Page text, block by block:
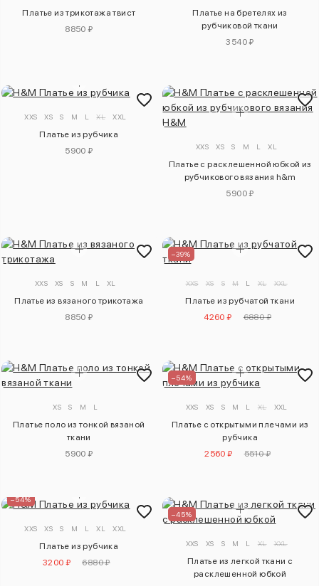
Платье из трикотажа твист
8850 ₽
Платье на бретелях из
рубчиковой ткани
3540 ₽
XXS XS S M L XL XXL
Платье из рубчика
5900 ₽
XXS XS S M L XL
Платье с расклешенной юбкой из
рубчикового вязания h&m
5900 ₽
XXS XS S M L XL
Платье из вязаного трикотажа
8850 ₽
–39%
XXS XS S M L XL XXL
Платье из рубчатой ткани
4260 ₽
6880 ₽
XS S M L
Платье поло из тонкой вязаной
ткани
5900 ₽
–54%
XXS XS S M L XL XXL
Платье с открытыми плечами из
рубчика
2560 ₽
5510 ₽
–54%
XXS XS S M L XL XXL
Платье из рубчика
3200 ₽
6880 ₽
–45%
XXS XS S M L XL XXL
Платье из легкой ткани с
расклешенной юбкой